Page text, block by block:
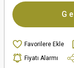
Fiyatı Alarmı